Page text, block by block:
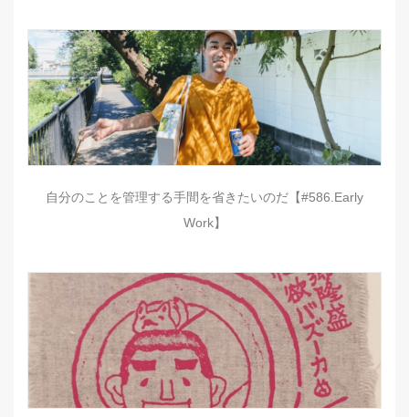
自分のことを管理する手間を省きたいのだ【#586.Early
Work】